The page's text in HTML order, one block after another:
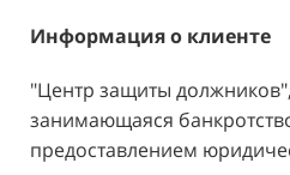
Информация о клиенте
"Центр защиты
занимающаяся
предоставлением